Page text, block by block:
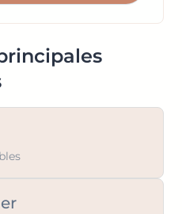
the
keyboard
shortcuts
for
dates.